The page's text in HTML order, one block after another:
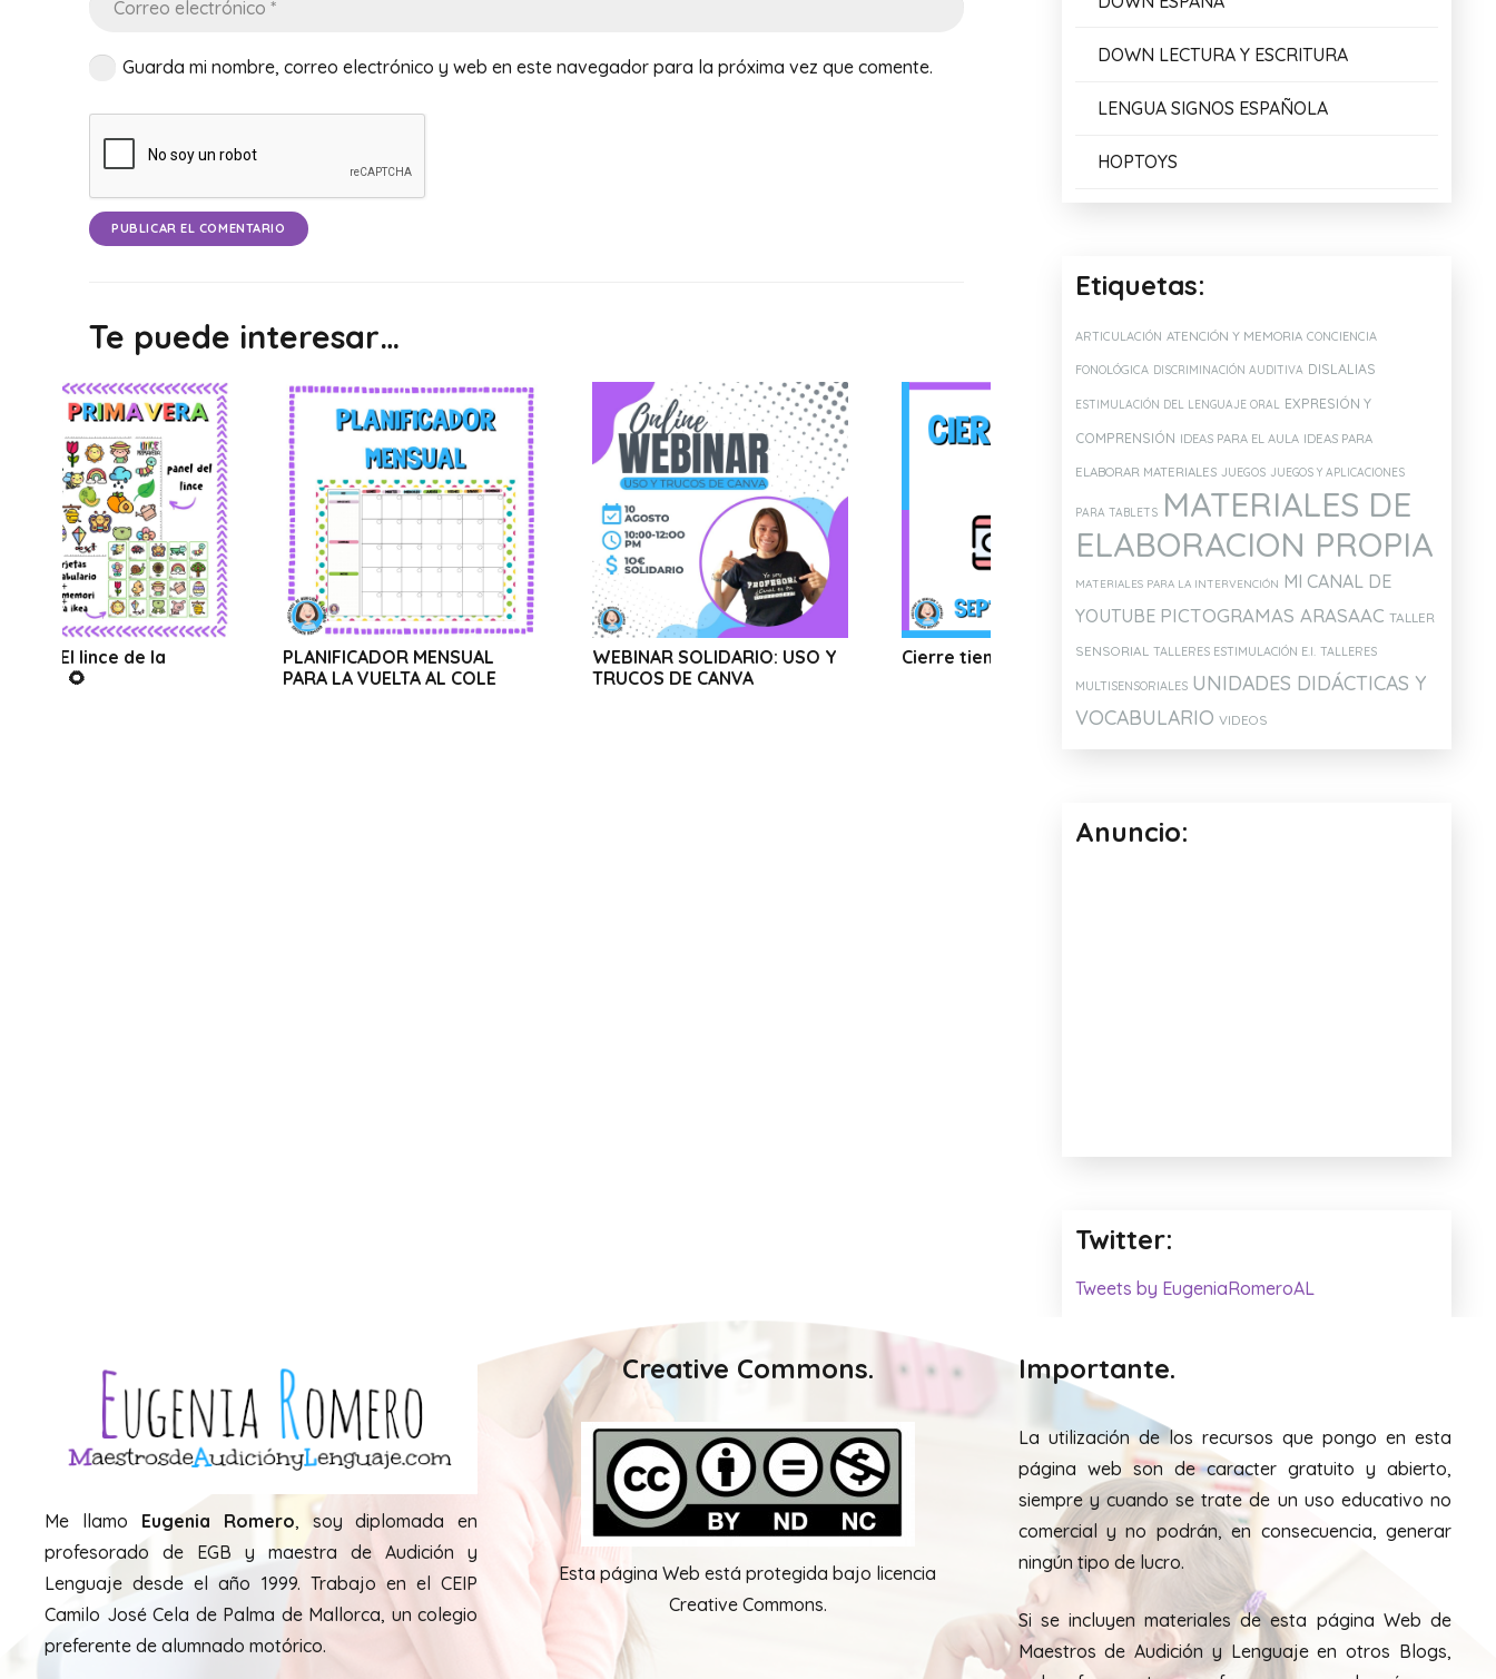
Guarda mi nombre, correo electrónico y web en este navegador para la próxima vez que comente.
PUBLICAR EL COMENTARIO
Te puede interesar…
PLANIFICADOR MENSUAL
PARA LA VUELTA AL COLE
WEBINAR SOLIDARIO: USO Y
TRUCOS DE CANVA
Cierre tienda online TRUCO CANVA
SILLA
ALUMNOS
DOWN LECTURA Y ESCRITURA
LENGUA SIGNOS ESPAÑOLA
HOPTOYS
Etiquetas:
ARTICULACIÓN ATENCIÓN Y MEMORIA CONCIENCIA
FONOLÓGICA DISCRIMINACIÓN AUDITIVA DISLALIAS
ESTIMULACIÓN DEL LENGUAJE ORAL EXPRESIÓN Y
COMPRENSIÓN IDEAS PARA EL AULA IDEAS PARA
ELABORAR MATERIALES JUEGOS JUEGOS Y APLICACIONES
PARA TABLETS MATERIALES DE
ELABORACION PROPIA
MATERIALES PARA LA INTERVENCIÓN MI CANAL DE
YOUTUBE PICTOGRAMAS ARASAAC TALLER
SENSORIAL TALLERES ESTIMULACIÓN E.I. TALLERES
MULTISENSORIALES UNIDADES DIDÁCTICAS Y
VOCABULARIO VIDEOS
Anuncio:
Twitter:
Tweets by EugeniaRomeroAL
Me llamo Eugenia Romero, soy diplomada en
profesorado de EGB y maestra de Audición y
Lenguaje desde el año 1999. Trabajo en el CEIP
Camilo José Cela de Palma de Mallorca, un colegio
preferente de alumnado motórico.
Creative Commons.
Esta página Web está protegida bajo licencia
Creative Commons.
Importante.
La utilización de los recursos que pongo en esta
página web son de caracter gratuito y abierto,
siempre y cuando se trate de un uso educativo no
comercial y no podrán, en consecuencia, generar
ningún tipo de lucro.
Si se incluyen materiales de esta página Web de
Maestros de Audición y Lenguaje en otros Blogs,